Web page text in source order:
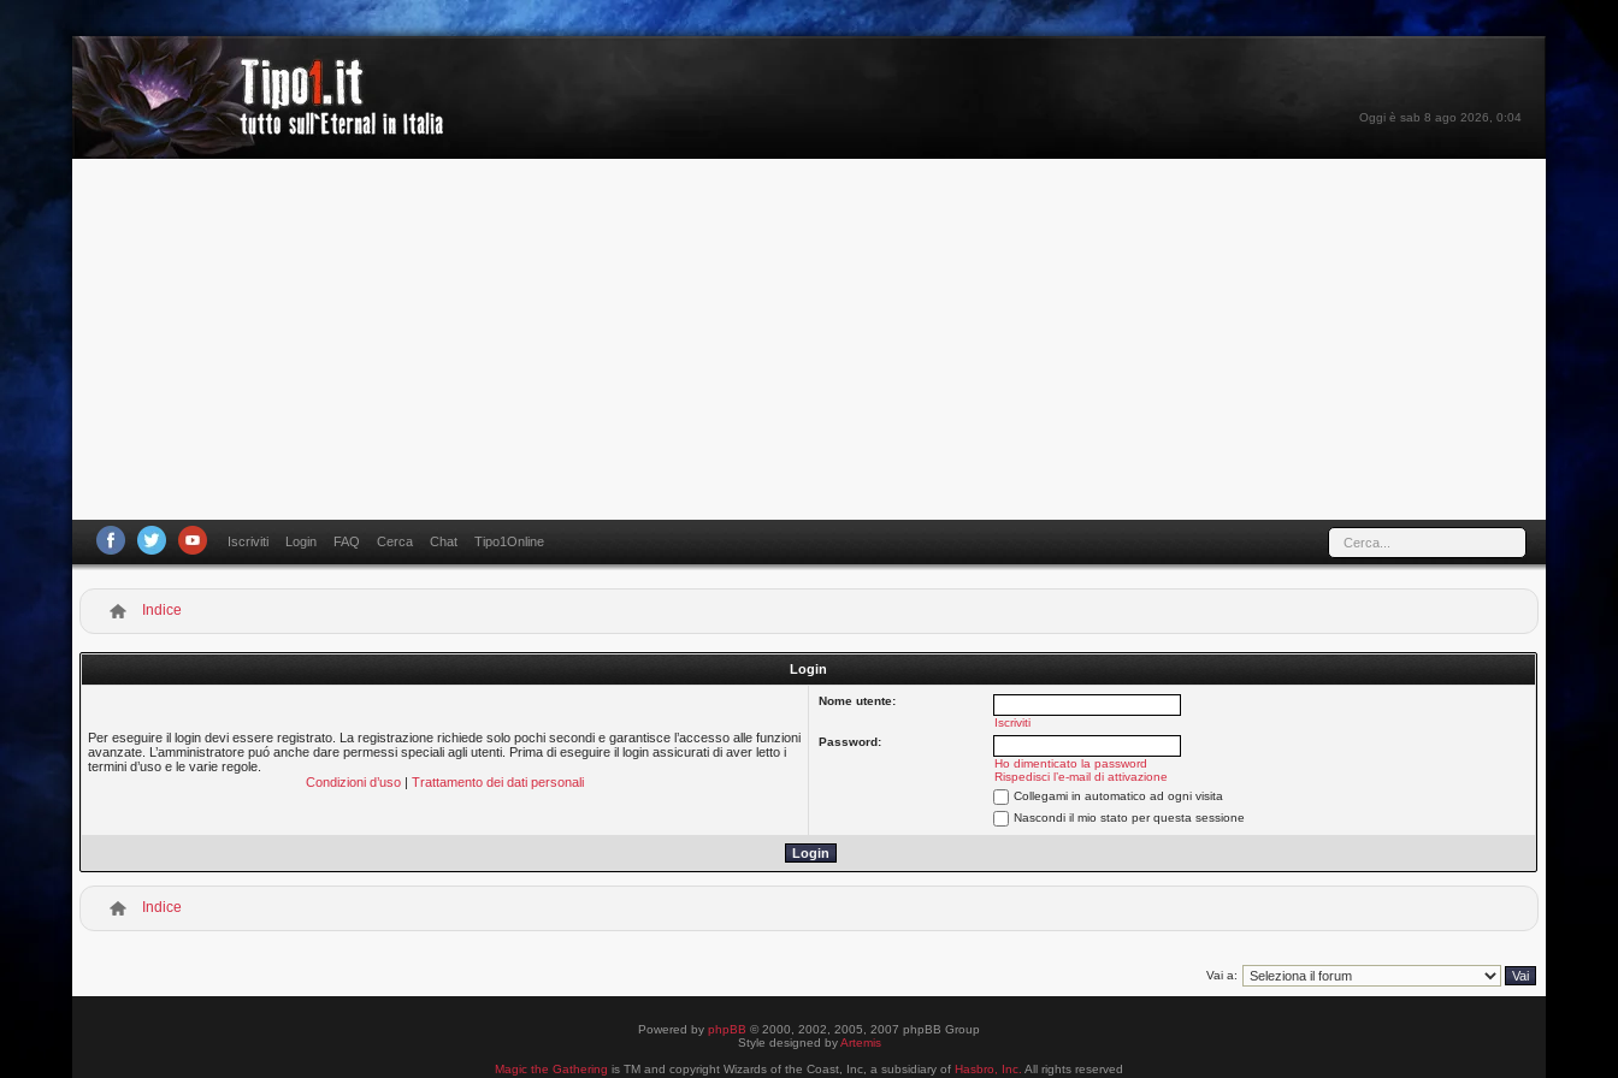
Oggi è sab 8 ago 2026, 0:04
Iscriviti Login FAQ Cerca Chat Tipo1Online
Indice
Login
Per eseguire il login devi essere registrato. La registrazione richiede solo pochi secondi e garantisce l’accesso alle funzioni
avanzate. L’amministratore puó anche dare permessi speciali agli utenti. Prima di eseguire il login assicurati di aver letto i
termini d’uso e le varie regole.
Condizioni d’uso |Trattamento dei dati personali
Nome utente:
Iscriviti
Password:
Ho dimenticato la password
Rispedisci l’e-mail di attivazione
Collegami in automatico ad ogni visita
Nascondi il mio stato per questa sessione
Indice
Vai a:
Powered by phpBB © 2000, 2002, 2005, 2007 phpBB Group
Style designed byArtemis
Magic the Gathering is TM and copyright Wizards of the Coast, Inc, a subsidiary of Hasbro, Inc. All rights reserved